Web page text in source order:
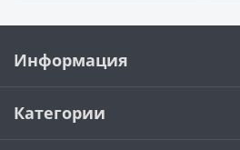
Информация
Категории